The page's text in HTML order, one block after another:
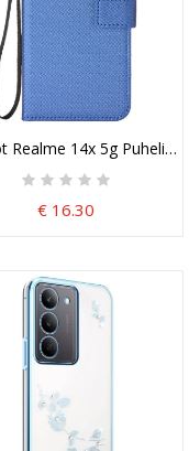
Realme 14x 5g
€ 16.30